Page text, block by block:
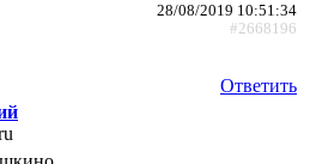
28/08/2019 10:51:34
#2668196
Ответить